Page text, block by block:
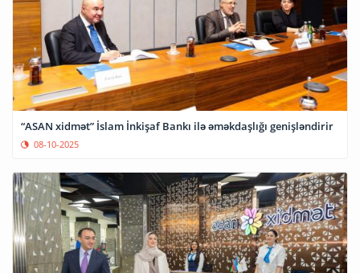
“ASAN xidmət” İslam İnkişaf Bankı ilə əməkdaşlığı genişləndirir
08-10-2025